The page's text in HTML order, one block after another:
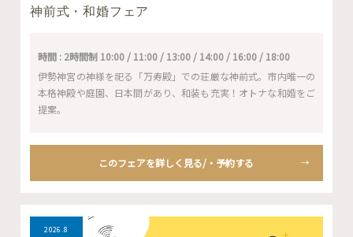
神前式・和婚フェア
時間 : 2時間制 10:00 / 11:00 / 13:00 / 14:00 / 16:00 / 18:00
伊勢神宮の神様を祀る「万寿殿」での荘厳な神前式。市内唯一の
本格神殿や庭園、日本間があり、和装も充実！オトナな和婚をご
提案。
このフェアを詳しく見る/・予約する
2026.8